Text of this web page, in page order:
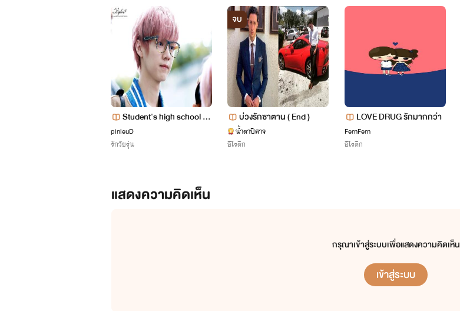
“อะไรอีกละคะ??” ฉันเริ่มหงุดหงิด
“แล้วเจอกัน^^” ฉันรีบเดินออกมา ใครจะไปอยากเจอคนเจ้าชู้ละ
Student's high school ผลิ
กล็อคใจยัยนักเรียนเเลกเปลี่
ยน
pinleuD
รักวัยรุ่น
จบ
บ่วงรักซาตาน ( End )
น้ำตาปีศาจ
อีโรติก
LOVE DRUG รักมากกว่า
FernFern
อีโรติก
แสดงความคิดเห็น
กรุณาเข้าสู่ระบบเพื่อแสดงความคิดเห็น
เข้าสู่ระบบ